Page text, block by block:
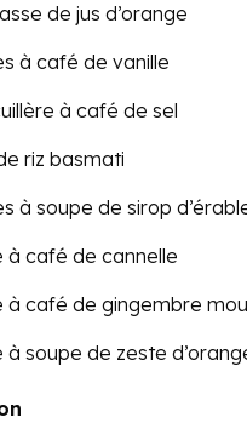
de jus d’orange
à café de vanille
à café de sel
riz basmati
à soupe de sirop
à café de cannelle
à café de gingembre
à soupe de zeste